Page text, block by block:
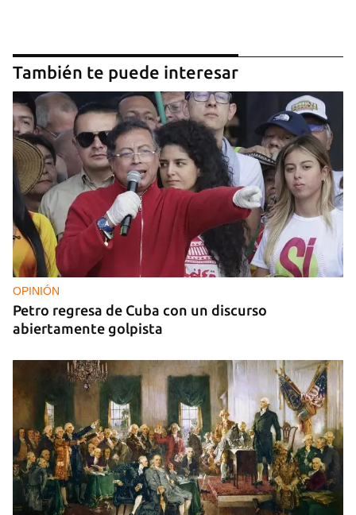
También te puede interesar
OPINIÓN
Petro regresa de Cuba con un discurso
abiertamente golpista